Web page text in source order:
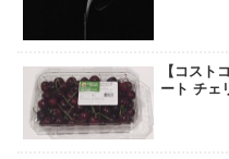
【コスト
ート チェ